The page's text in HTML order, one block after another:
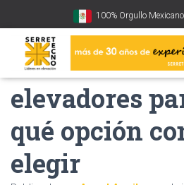
100% Orgullo Mexicano
Cuándo
elevadores
qué opción
elegir